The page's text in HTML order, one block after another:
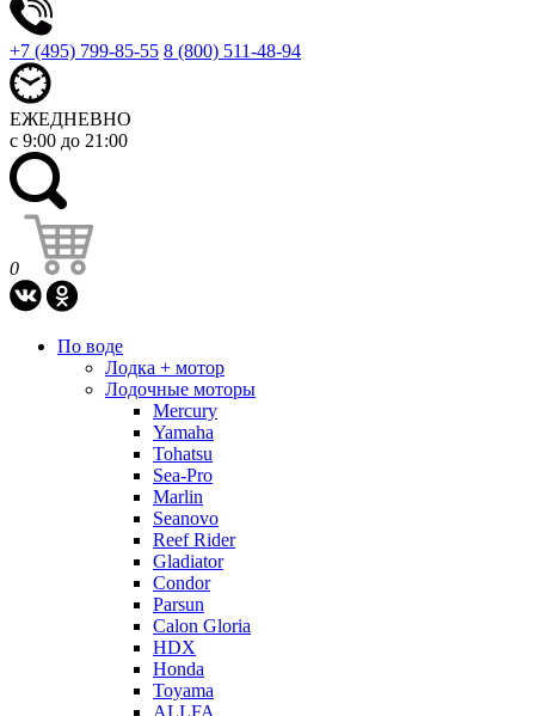
+7 (495) 799-85-55 8 (800) 511-48-94
ЕЖЕДНЕВНО
с 9:00 до 21:00
0
По воде
Лодка + мотор
Лодочные моторы
Mercury
Yamaha
Tohatsu
Sea-Pro
Marlin
Seanovo
Reef Rider
Gladiator
Condor
Parsun
Calon Gloria
HDX
Honda
Toyama
ALLFA